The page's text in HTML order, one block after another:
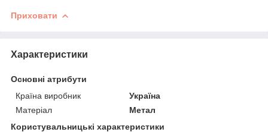
Приховати
Характеристики
Основні атрибути
Країна виробник
Україна
Матеріал
Метал
Користувальницькі характеристики